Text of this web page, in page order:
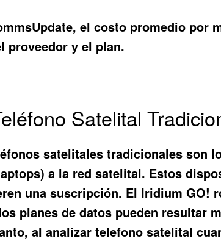
el costo promedio por
proveedor y el plan.
Satelital
satelitales tradicionales son
a la red satelital. Estos
una suscripción. El Iridium GO!
planes de datos pueden resultar
al analizartelefono satelital